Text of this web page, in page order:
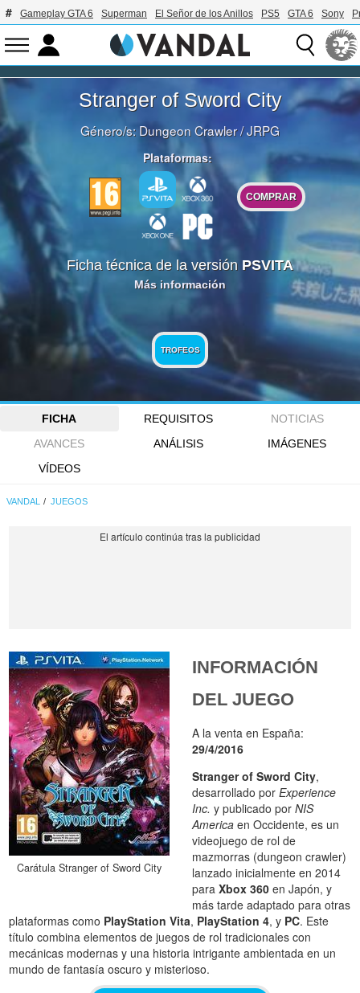
Gameplay GTA 6 Superman El Señor de los Anillos PS5 GTA 6 Sony
Stranger of Sword City
Género/s: Dungeon Crawler/JRPG
Plataformas:
COMPRAR
Ficha técnica de la versión PSVITA
Más información
TROFEOS
FICHA REQUISITOS
NOTICIAS
AVANCES
ANÁLISIS
IMÁGENES
VÍDEOS
VANDAL JUEGOS
Carátula Stranger of Sword City
INFORMACIÓN
DEL JUEGO
A la venta en España:
29/4/2016
Stranger of Sword City,
desarrollado porExperience
Inc. y publicado porNIS
America en Occidente, es un
videojuego de rol de
mazmorras (dungeon crawler)
lanzado inicialmente en 2014
paraXbox 360 en Japón, y
más tarde adaptado para otras
plataformas como PlayStation Vita, PlayStation 4, y PC. Este
título combina elementos de juegos de rol tradicionales con
mecánicas modernas y una historia intrigante ambientada en un
mundo de fantasía oscuro y misterioso.